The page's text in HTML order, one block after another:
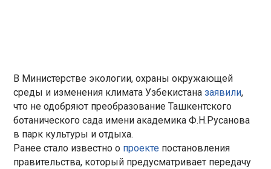
В Министерстве экологии, охраны окружающей
среды и изменения климата Узбекистаназаявили,
что не одобряют преобразование Ташкентского
ботанического сада имени академика Ф.Н.Русанова
в парк культуры и отдыха.
Ранее стало известно о проекте постановления
правительства, который предусматривает передачу